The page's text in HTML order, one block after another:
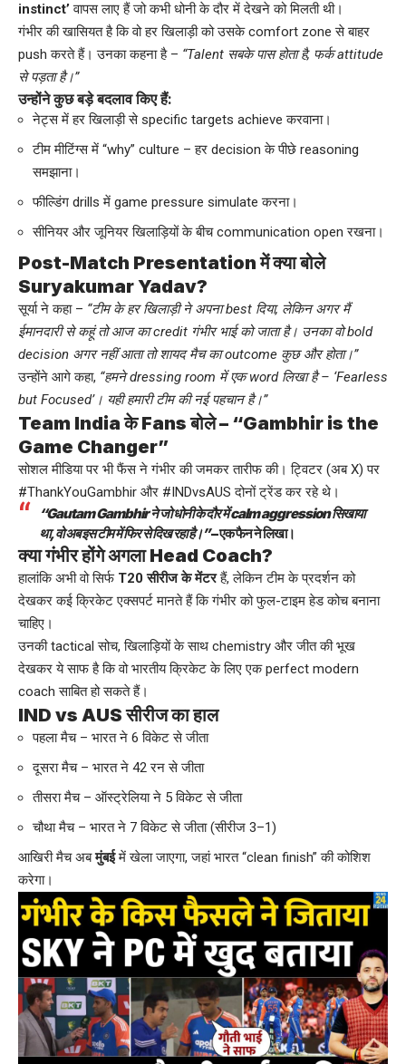
instinct’वापस लाए हैं जो कभी धोनी के दौर में देखने को मिलती थी।
गंभीर की खासियत है कि वो हर खिलाड़ी को उसके comfort zone से बाहर
push करते हैं। उनका कहना है – “Talent सबके पास होता है, फर्क attitude
से पड़ता है।”
उन्होंने कुछ बड़े बदलाव किए हैं:
नेट्स में हर खिलाड़ी से specific targets achieve करवाना।
टीम मीटिंग्स में “why” culture – हर decision के पीछे reasoning
समझाना।
फील्डिंग drills में game pressure simulate करना।
सीनियर और जूनियर खिलाड़ियों के बीच communication open रखना।
Post-Match Presentation में क्या बोले
Suryakumar Yadav?
सूर्या ने कहा – “टीम के हर खिलाड़ी ने अपना best दिया, लेकिन अगर मैं
ईमानदारी से कहूं तो आज का credit गंभीर भाई को जाता है। उनका वो bold
decision अगर नहीं आता तो शायद मैच का outcome कुछ और होता।”
उन्होंने आगे कहा, “हमने dressing room में एक word लिखा है – ‘Fearless
but Focused’। यही हमारी टीम की नई पहचान है।”
Team India के Fans बोले – “Gambhir is the
Game Changer”
सोशल मीडिया पर भी फैंस ने गंभीर की जमकर तारीफ की। ट्विटर (अब X) पर
#ThankYouGambhir और #INDvsAUS दोनों ट्रेंड कर रहे थे।
“Gautam Gambhir ने जो धोनी के दौर में calm aggression सिखाया
था, वो अब इस टीम में फिर से दिख रहा है।”– एक फैन ने लिखा।
क्या गंभीर होंगे अगला Head Coach?
हालांकि अभी वो सिर्फ T20 सीरीज के मेंटरहैं, लेकिन टीम के प्रदर्शन को
देखकर कई क्रिकेट एक्सपर्ट मानते हैं कि गंभीर को फुल-टाइम हेड कोच बनाना
चाहिए।
उनकी tactical सोच, खिलाड़ियों के साथ chemistry और जीत की भूख
देखकर ये साफ है कि वो भारतीय क्रिकेट के लिए एक perfect modern
coach साबित हो सकते हैं।
IND vs AUS सीरीज का हाल
पहला मैच – भारत ने 6 विकेट से जीता
दूसरा मैच – भारत ने 42 रन से जीता
तीसरा मैच – ऑस्ट्रेलिया ने 5 विकेट से जीता
चौथा मैच – भारत ने 7 विकेट से जीता (सीरीज 3–1)
आखिरी मैच अबमुंबईमें खेला जाएगा, जहां भारत “clean finish” की कोशिश
करेगा।